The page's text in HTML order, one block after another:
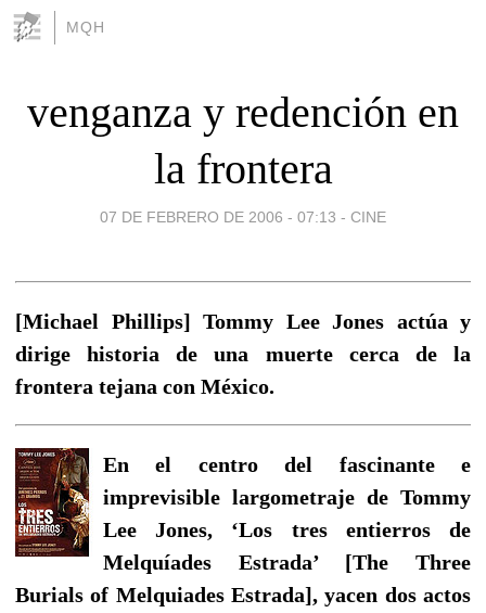
MQH
venganza y redención en
la frontera
07 DE FEBRERO DE 2006 - 07:13 - CINE
[Michael Phillips] Tommy Lee Jones actúa y
dirige historia de una muerte cerca de la
frontera tejana con México.
En el centro del fascinante e
imprevisible largometraje de Tommy
Lee Jones, ‘Los tres entierros de
Melquíades Estrada’ [The Three
Burials of Melquiades Estrada], yacen dos actos